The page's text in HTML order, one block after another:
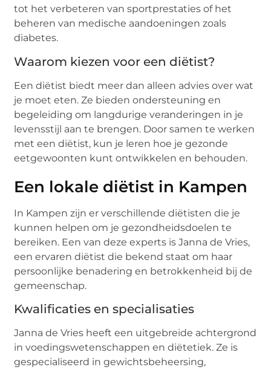
tot het verbeteren van sportprestaties of het
beheren van medische aandoeningen zoals
diabetes.
Waarom kiezen voor een diëtist?
Een diëtist biedt meer dan alleen advies over wat
je moet eten. Ze bieden ondersteuning en
begeleiding om langdurige veranderingen in je
levensstijl aan te brengen. Door samen te werken
met een diëtist, kun je leren hoe je gezonde
eetgewoonten kunt ontwikkelen en behouden.
Een lokale diëtist in Kampen
In Kampen zijn er verschillende diëtisten die je
kunnen helpen om je gezondheidsdoelen te
bereiken. Een van deze experts is Janna de Vries,
een ervaren diëtist die bekend staat om haar
persoonlijke benadering en betrokkenheid bij de
gemeenschap.
Kwalificaties en specialisaties
Janna de Vries heeft een uitgebreide achtergrond
in voedingswetenschappen en diëtetiek. Ze is
gespecialiseerd in gewichtsbeheersing,